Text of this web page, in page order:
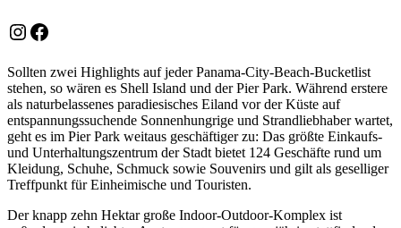
Instagram
Facebook
Sollten zwei Highlights auf jeder Panama-City-Beach-Bucketlist
stehen, so wären es Shell Island und der Pier Park. Während erstere
als naturbelassenes paradiesisches Eiland vor der Küste auf
entspannungssuchende Sonnenhungrige und Strandliebhaber wartet,
geht es im Pier Park weitaus geschäftiger zu: Das größte Einkaufs-
und Unterhaltungszentrum der Stadt bietet 124 Geschäfte rund um
Kleidung, Schuhe, Schmuck sowie Souvenirs und gilt als geselliger
Treffpunkt für Einheimische und Touristen.
Der knapp zehn Hektar große Indoor-Outdoor-Komplex ist